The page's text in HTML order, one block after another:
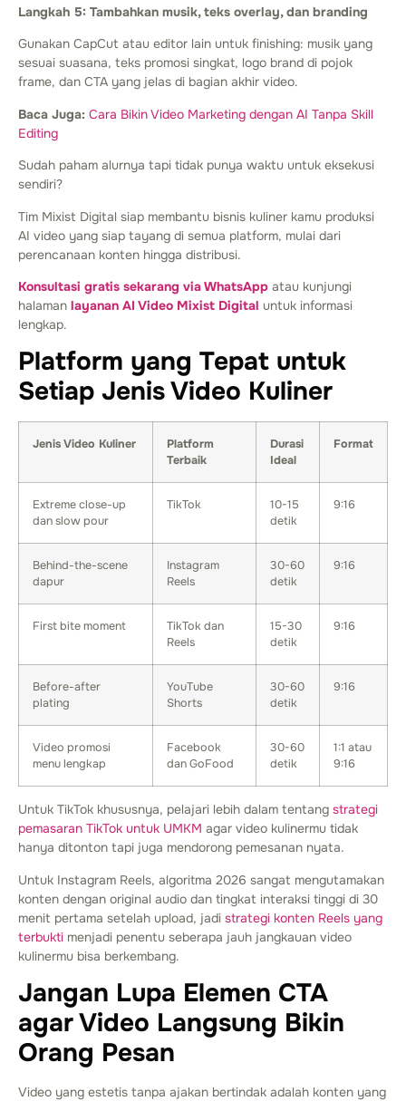
Langkah 5: Tambahkan musik, teks overlay, dan branding
Gunakan CapCut atau editor lain untuk finishing: musik yang
sesuai suasana, teks promosi singkat, logo brand di pojok
frame, dan CTA yang jelas di bagian akhir video.
Baca Juga: Cara Bikin Video Marketing dengan AI Tanpa Skill
Editing
Sudah paham alurnya tapi tidak punya waktu untuk eksekusi
sendiri?
Tim Mixist Digital siap membantu bisnis kuliner kamu produksi
AI video yang siap tayang di semua platform, mulai dari
perencanaan konten hingga distribusi.
Konsultasi gratis sekarang via WhatsApp atau kunjungi
halaman layanan AI Video Mixist Digital untuk informasi
lengkap.
Platform yang Tepat untuk
Setiap Jenis Video Kuliner
Jenis Video Kuliner
Platform
Terbaik
Durasi
Ideal
Format
Extreme close-up
dan slow pour
TikTok
10-15
detik
9:16
Behind-the-scene
dapur
Instagram
Reels
30-60
detik
9:16
First bite moment
TikTok dan
Reels
15-30
detik
9:16
Before-after
plating
YouTube
Shorts
30-60
detik
9:16
Video promosi
menu lengkap
Facebook
dan GoFood
30-60
detik
1:1 atau
9:16
Untuk TikTok khususnya, pelajari lebih dalam tentang strategi
pemasaran TikTok untuk UMKM agar video kulinermu tidak
hanya ditonton tapi juga mendorong pemesanan nyata.
Untuk Instagram Reels, algoritma 2026 sangat mengutamakan
konten dengan original audio dan tingkat interaksi tinggi di 30
menit pertama setelah upload, jadi strategi konten Reels yang
terbukti menjadi penentu seberapa jauh jangkauan video
kulinermu bisa berkembang.
Jangan Lupa Elemen CTA
agar Video Langsung Bikin
Orang Pesan
Video yang estetis tanpa ajakan bertindak adalah konten yang